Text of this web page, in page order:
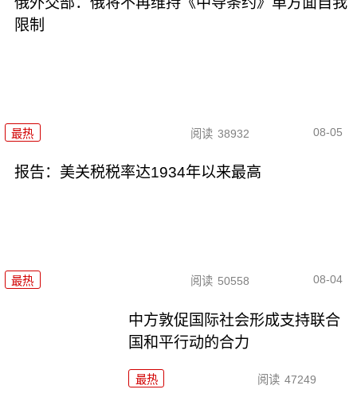
限制
最热 阅读 38932 08-05
报告：美关税税率达1934年以来最高
最热 阅读 50558 08-04
中方敦促国际社会形成支持联合
国和平行动的合力
最热 阅读 47249